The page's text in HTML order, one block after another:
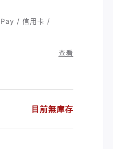
/ 信用卡 /
查看
目前無庫存